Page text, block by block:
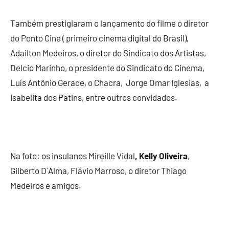
Também prestigiaram o lançamento do filme o diretor
do Ponto Cine ( primeiro cinema digital do Brasil),
Adailton Medeiros, o diretor do Sindicato dos Artistas,
Delcio Marinho, o presidente do Sindicato do Cinema,
Luís Antônio Gerace, o Chacra, Jorge Omar Iglesias, a
Isabelita dos Patins, entre outros convidados.
Na foto: os insulanos Mireille Vidal, Kelly Oliveira,
Gilberto D`Alma, Flávio Marroso, o diretor Thiago
Medeiros e amigos.